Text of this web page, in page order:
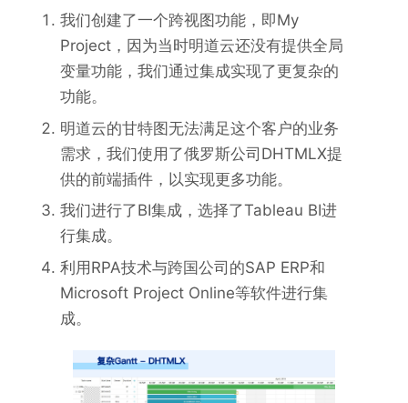
我们创建了一个跨视图功能，即My
Project，因为当时明道云还没有提供全局
变量功能，我们通过集成实现了更复杂的
功能。
明道云的甘特图无法满足这个客户的业务
需求，我们使用了俄罗斯公司DHTMLX提
供的前端插件，以实现更多功能。
我们进行了BI集成，选择了Tableau BI进
行集成。
利用RPA技术与跨国公司的SAP ERP和
Microsoft Project Online等软件进行集
成。